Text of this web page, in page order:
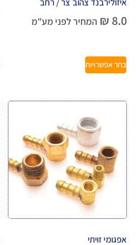
₪8.0 המחיר לפני מע"מ
בחר אפשרויות
אפגומי זויתי